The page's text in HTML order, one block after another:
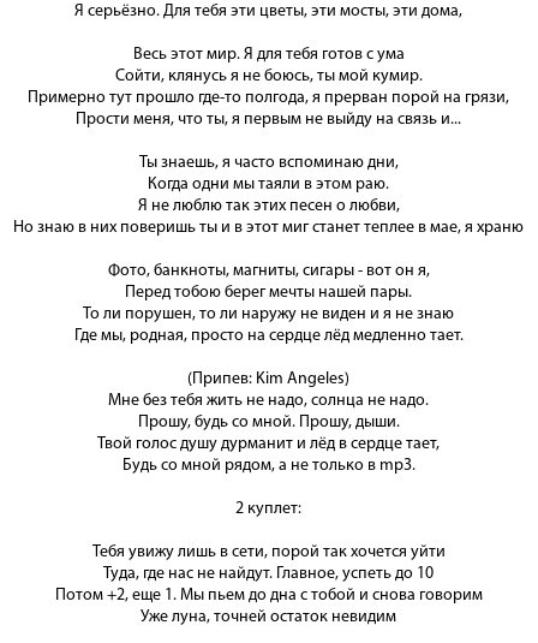
Я серьёзно. Для тебя эти цветы, эти мосты, эти дома,
Весь этот мир. Я для тебя готов с ума
Сойти, клянусь я не боюсь, ты мой кумир.
Примерно тут прошло где-то полгода, я прерван порой на грязи,
Прости меня, что ты, я первым не выйду на связь и...
Ты знаешь, я часто вспоминаю дни,
Когда одни мы таяли в этом раю.
Я не люблю так этих песен о любви,
Но знаю в них поверишь ты и в этот миг станет теплее в мае, я храню
Фото, банкноты, магниты, сигары - вот он я,
Перед тобою берег мечты нашей пары.
То ли порушен, то ли наружу не виден и я не знаю
Где мы, родная, просто на сердце лёд медленно тает.
(Припев: Kim Angeles)
Мне без тебя жить не надо, солнца не надо.
Прошу, будь со мной. Прошу, дыши.
Твой голос душу дурманит и лёд в сердце тает,
Будь со мной рядом, а не только в mp3.
2 куплет:
Тебя увижу лишь в сети, порой так хочется уйти
Туда, где нас не найдут. Главное, успеть до 10
Потом +2, еще 1. Мы пьем до дна с тобой и снова говорим
Уже луна, точней остаток невидим